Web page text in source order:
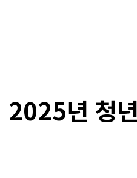
2025년 청